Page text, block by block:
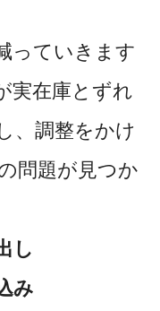
っていきます
実在庫とずれ
、調整をかけ
問題が見つか
し
み